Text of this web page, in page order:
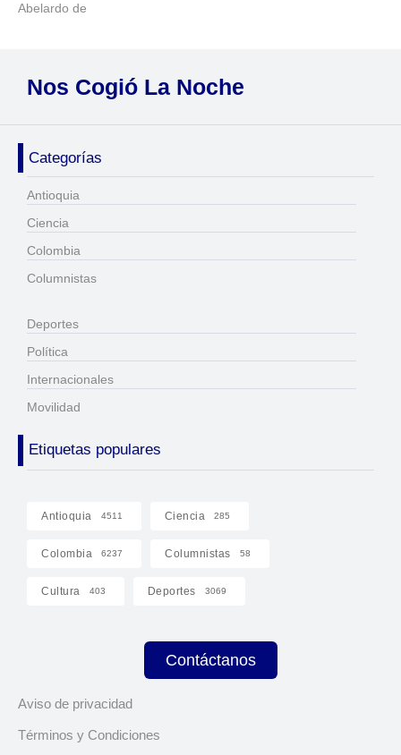
Abelardo de
Nos Cogió La Noche
Categorías
Antioquia
Ciencia
Colombia
Columnistas
Deportes
Política
Internacionales
Movilidad
Etiquetas populares
Antioquia 4511 Ciencia 285
Colombia 6237 Columnistas 58
Cultura 403 Deportes 3069
Contáctanos
Aviso de privacidad
Términos y Condiciones